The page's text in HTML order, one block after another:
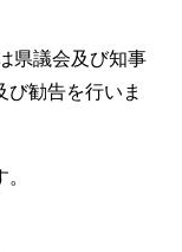
県議会及び知事
び勧告を行いま